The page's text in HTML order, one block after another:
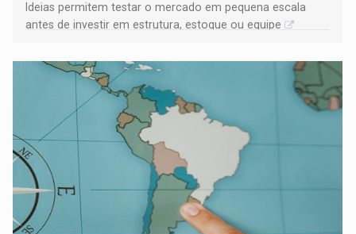
Ideias permitem testar o mercado em pequena escala
antes de investir em estrutura, estoque ou equipe